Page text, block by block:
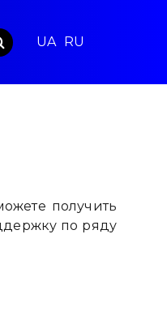
получить
по ряду